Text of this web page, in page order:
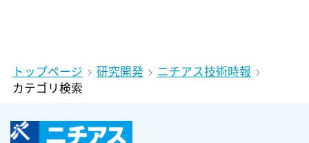
トップページ 研究開発
ニチアス技術時報
カテゴリ検索